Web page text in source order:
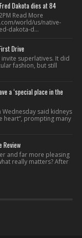
Dakota dies at 84
Read More
world/us/native-
dakota-d...
Drive
superlatives. It did
fashion, but still
a ‘special place in the
said kidneys
heart”, prompting many
Review
and far more pleasing
really matters? After